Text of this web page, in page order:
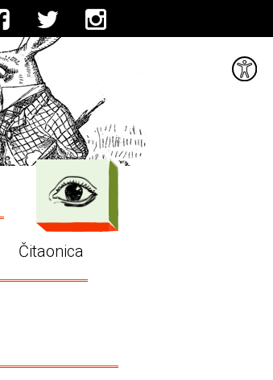
Čitaonica